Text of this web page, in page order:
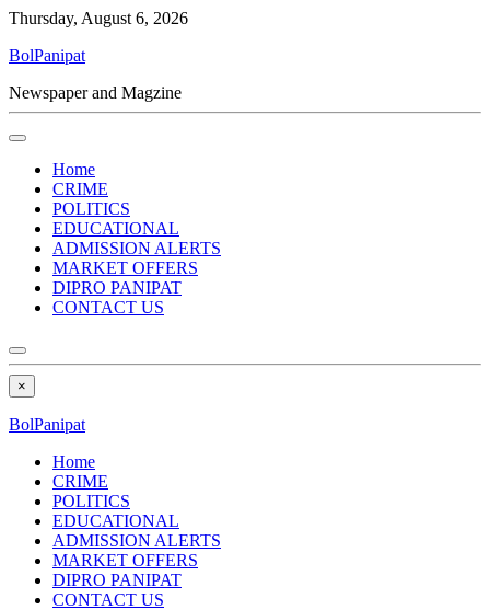
Thursday, August 6, 2026
BolPanipat
Newspaper and Magzine
Home
CRIME
POLITICS
EDUCATIONAL
ADMISSION ALERTS
MARKET OFFERS
DIPRO PANIPAT
CONTACT US
×
BolPanipat
Home
CRIME
POLITICS
EDUCATIONAL
ADMISSION ALERTS
MARKET OFFERS
DIPRO PANIPAT
CONTACT US